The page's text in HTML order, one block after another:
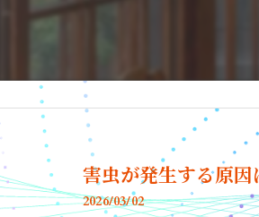
害虫が発生する原因
2026/03/02